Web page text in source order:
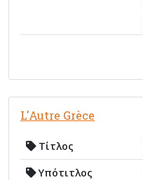
L'Autre Grèce
Τίτλος
Υπότιτλος